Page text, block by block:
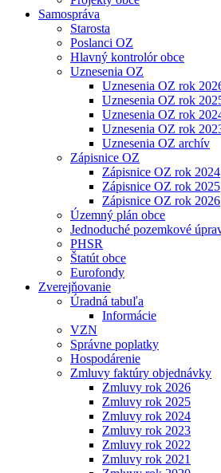
Samospráva
Starosta
Poslanci OZ
Hlavný kontrolór obce
Uznesenia OZ
Uznesenia OZ rok
Uznesenia OZ rok
Uznesenia OZ rok
Uznesenia OZ rok
Uznesenia OZ archív
Zápisnice OZ
Zápisnice OZ rok 2024
Zápisnice OZ rok 2025
Zápisnice OZ rok 2026
Územný plán obce
Jednoduché pozemkové
PHSR
Štatút obce
Eurofondy
Zverejňovanie
Úradná tabuľa
Informácie
VZN
Správne poplatky
Hospodárenie
Zmluvy faktúry objednávky
Zmluvy rok 2026
Zmluvy rok 2025
Zmluvy rok 2024
Zmluvy rok 2023
Zmluvy rok 2022
Zmluvy rok 2021